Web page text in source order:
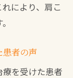
により、肩こ
患者の声
を受けた患者